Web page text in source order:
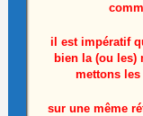
il est impératif
bien la (ou les)
mettons
sur une même